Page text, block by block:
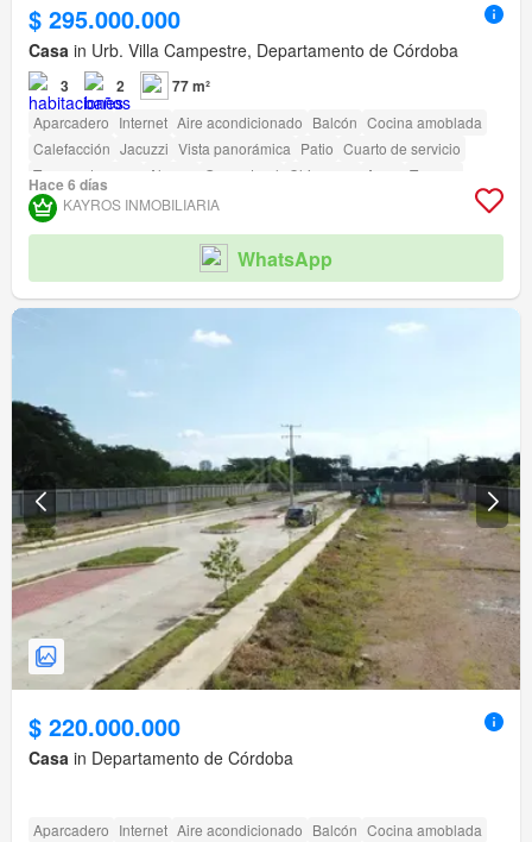
$ 295.000.000
Casa in Urb. Villa Campestre, Departamento de Córdoba
3 2 77 m²
Aparcadero Internet Aire acondicionado Balcón Cocina amoblada
Calefacción Jacuzzi Vista panorámica Patio Cuarto de servicio
Tanque de agua
Alarma Gas natural Chimenea Agua
Terraza
Seguridad privada Gimnasio
Sauna
Jardín
Acceso para personas con discapacidad
Cancha de tenis
Hace 6 días
KAYROS INMOBILIARIA
WhatsApp
$ 220.000.000
Casa in Departamento de Córdoba
Aparcadero Internet Aire acondicionado Balcón Cocina amoblada